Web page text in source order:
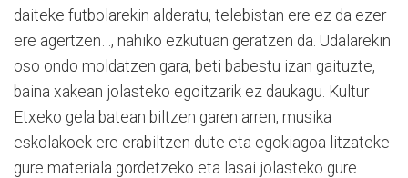
daiteke futbolarekin alderatu, telebistan ere ez da ezer
ere agertzen…, nahiko ezkutuan geratzen da. Udalarekin
oso ondo moldatzen gara, beti babestu izan gaituzte,
baina xakean jolasteko egoitzarik ez daukagu. Kultur
Etxeko gela batean biltzen garen arren, musika
eskolakoek ere erabiltzen dute eta egokiagoa litzateke
gure materiala gordetzeko eta lasai jolasteko gure